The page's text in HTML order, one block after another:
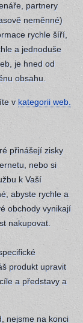
partnery
neměnné)
rychle šíří,
a jednoduše
je hned od
obsahu.
v kategorii web.
přinášejí zisky
nebo si
k Vaší
abyste rychle a
obchody vynikají
nakupovat.
produkt upravit
a představy a
nejsme na konci